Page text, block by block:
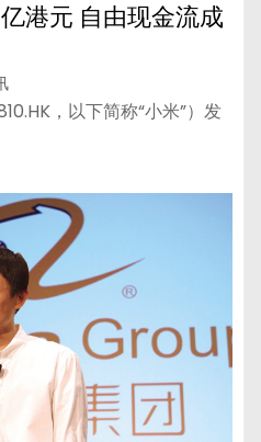
港元 自由现金流成
，以下简称“小米”）发